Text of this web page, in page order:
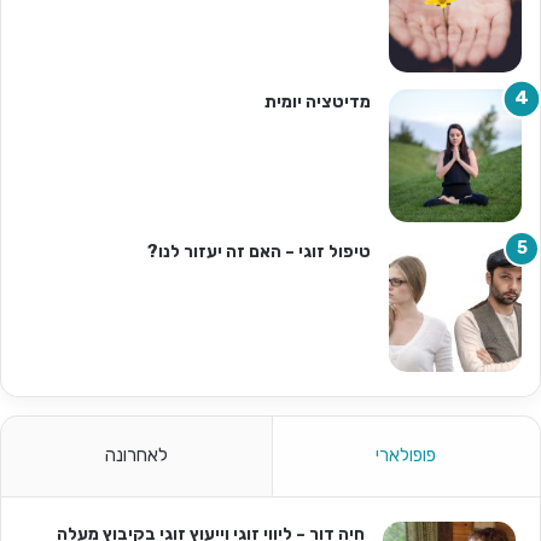
מדיטציה יומית
טיפול זוגי – האם זה יעזור לנו?
פופולארי לאחרונה
חיה דור – ליווי זוגי וייעוץ זוגי בקיבוץ מעלה